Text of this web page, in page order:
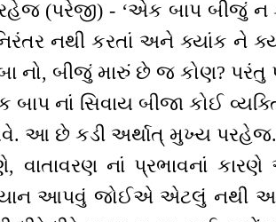
(પરેજી) - ‘એક બાપ બીજું
નથી કરતાં અને ક્યાંક ને
નો, બીજું મારું છે જ કોણ? પરંતુ
નાં સિવાય બીજા કોઈ
આ છે કડી અર્થાત્ મુખ્ય
વાતાવરણ નાં પ્રભાવનાં
આપવું જોઈએ એટલું નથી